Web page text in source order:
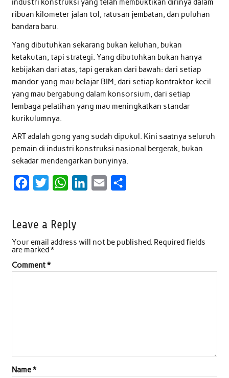
industri konstruksi yang telah membuktikan dirinya dalam
ribuan kilometer jalan tol, ratusan jembatan, dan puluhan
bandara baru.
Yang dibutuhkan sekarang bukan keluhan, bukan
ketakutan, tapi strategi. Yang dibutuhkan bukan hanya
kebijakan dari atas, tapi gerakan dari bawah: dari setiap
mandor yang mau belajar BIM, dari setiap kontraktor kecil
yang mau bergabung dalam konsorsium, dari setiap
lembaga pelatihan yang mau meningkatkan standar
kurikulumnya.
ART adalah gong yang sudah dipukul. Kini saatnya seluruh
pemain di industri konstruksi nasional bergerak, bukan
sekadar mendengarkan bunyinya.
e
b
o
t
e
r
W
t
s
p
e
I
l
e
Leave a Reply
Your email address will not be published. Required fields
are marked*
Comment*
Name*